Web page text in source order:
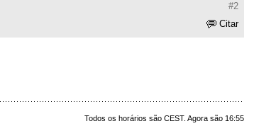
#2
Citar
Todos os horários são CEST. Agora são 16:55